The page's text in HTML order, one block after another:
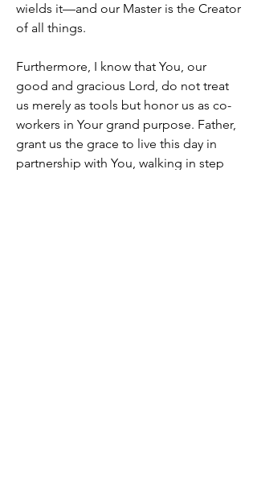
wields it—and our Master is the Creator
of all things.
Furthermore, I know that You, our
good and gracious Lord, do not treat
us merely as tools but honor us as co-
workers in Your grand purpose. Father,
grant us the grace to live this day in
partnership with You, walking in step